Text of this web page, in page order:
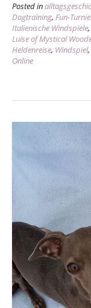
–
–
Posted in
Dogtraining, Fun-
Italienische Windspiele,
Luise of Mystical
Heldenreise, Windspiel,
Online